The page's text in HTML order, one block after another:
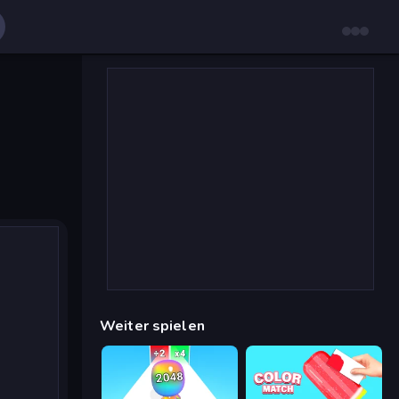
Weiter spielen